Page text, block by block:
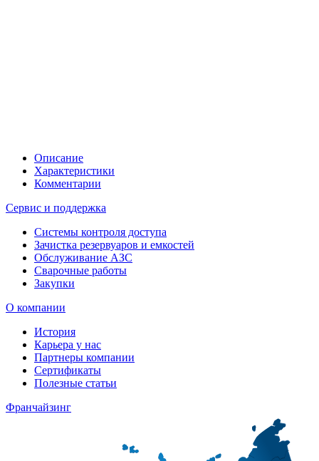
Описание
Характеристики
Комментарии
Сервис и поддержка
Системы контроля доступа
Зачистка резервуаров и емкостей
Обслуживание АЗС
Сварочные работы
Закупки
О компании
История
Карьера у нас
Партнеры компании
Сертификаты
Полезные статьи
Франчайзинг